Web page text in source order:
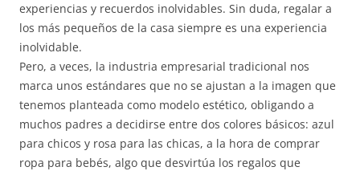
experiencias y recuerdos inolvidables. Sin duda, regalar a
los más pequeños de la casa siempre es una experiencia
inolvidable.
Pero, a veces, la industria empresarial tradicional nos
marca unos estándares que no se ajustan a la imagen que
tenemos planteada como modelo estético, obligando a
muchos padres a decidirse entre dos colores básicos: azul
para chicos y rosa para las chicas, a la hora de comprar
ropa para bebés, algo que desvirtúa los regalos que